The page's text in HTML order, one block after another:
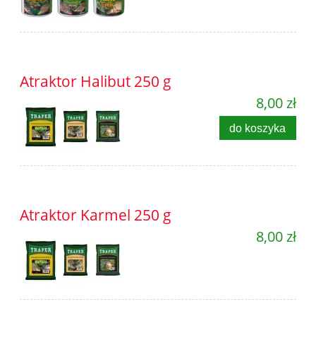
Atraktor Halibut 250 g
8,00 zł
do koszyka
Atraktor Karmel 250 g
8,00 zł